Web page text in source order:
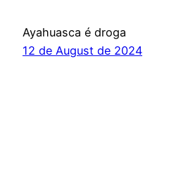
Ayahuasca é droga
12 de August de 2024